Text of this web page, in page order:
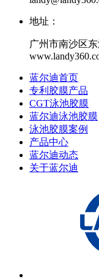
地址：
广州市南沙区
蓝尔迪首页
专利胶膜产品
CGT泳池胶膜
蓝尔迪泳池胶膜
泳池胶膜案例
产品中心
蓝尔迪动态
关于蓝尔迪